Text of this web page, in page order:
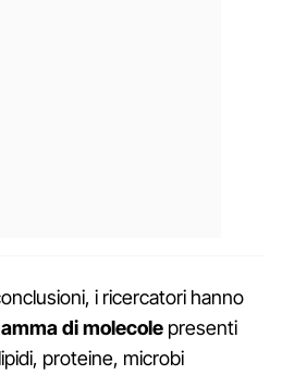
i ricercatori hanno
di molecole presenti
proteine, microbi